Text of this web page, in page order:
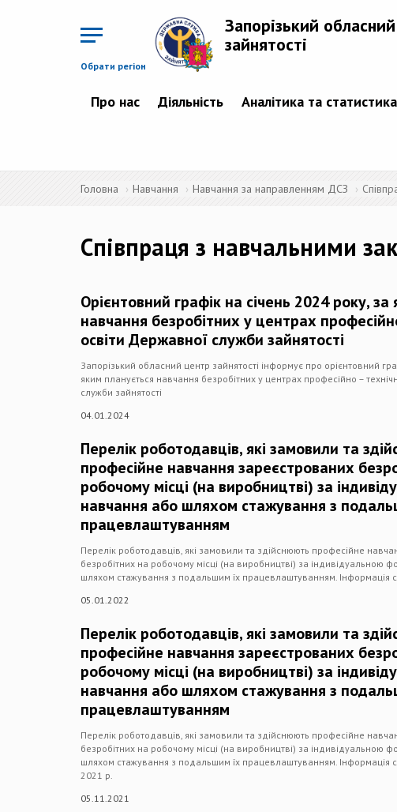
Обрати регіон
Запорізький
зайнятості
Про нас Діяльність Аналітика та статистика
Головна Навчання Навчання за направленням ДСЗ
Співпраця з навчальними
Орієнтовний графік на січень 2024 року,
навчання безробітних у центрах
освіти Державної служби зайнятості
Запорізький обласний центр зайнятості інформує про орієнтовний
яким планується навчання безробітних у центрах професійно –
служби зайнятості
04.01.2024
Перелік роботодавців, які замовили та
професійне навчання зареєстрованих
робочому місці (на виробництві) за
навчання або шляхом стажування з
працевлаштуванням
Перелік роботодавців, які замовили та здійснюють професійне
безробітних на робочому місці (на виробництві) за індивідуальною
шляхом стажування з подальшим їх працевлаштуванням. Інформація
05.01.2022
Перелік роботодавців, які замовили та
професійне навчання зареєстрованих
робочому місці (на виробництві) за
навчання або шляхом стажування з
працевлаштуванням
Перелік роботодавців, які замовили та здійснюють професійне
безробітних на робочому місці (на виробництві) за індивідуальною
шляхом стажування з подальшим їх працевлаштуванням. Інформація
2021 р.
05.11.2021